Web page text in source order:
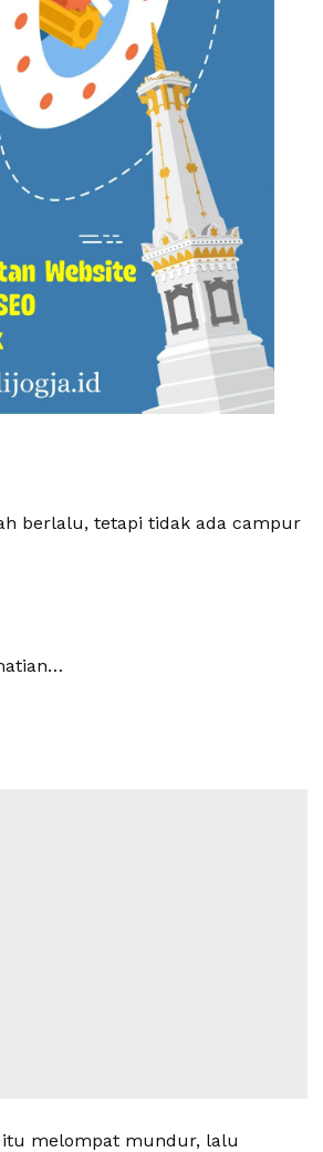
berlalu, tetapi tidak ada campur
melompat mundur, lalu